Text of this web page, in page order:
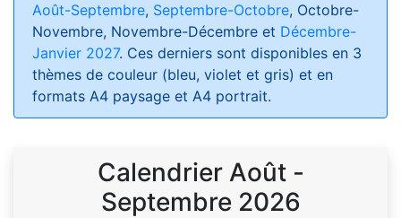
Août-Septembre, Septembre-Octobre, Octobre-
Novembre, Novembre-Décembre et Décembre-
Janvier 2027. Ces derniers sont disponibles en 3
thèmes de couleur (bleu, violet et gris) et en
formats A4 paysage et A4 portrait.
Calendrier Août -
Septembre 2026